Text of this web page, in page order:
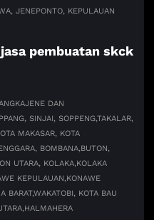
JENEPONTO, KEPULAUAN
pembuatan skck
DAN
SINJAI, SOPPENG,TAKALAR,
MAKASAR, KOTA
BOMBANA,BUTON,
UTARA, KOLAKA,KOLAKA
KEPULAUAN,KONAWE
BARAT,WAKATOBI, KOTA BAU
HALMAHERA